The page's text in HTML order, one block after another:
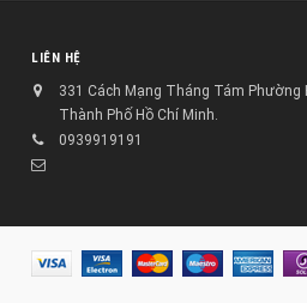
LIÊN HỆ
331 Cách Mạng Tháng Tám Phường
Thành Phố Hồ Chí Minh.
0939919191